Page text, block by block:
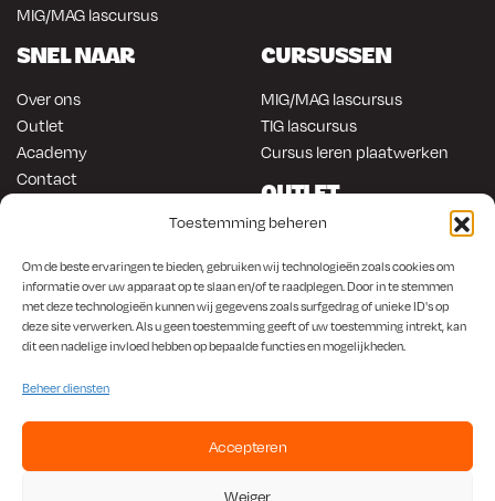
Toestemming beheren
Om de beste ervaringen te bieden, gebruiken wij technologieën zoals cookies om
informatie over uw apparaat op te slaan en/of te raadplegen. Door in te stemmen
met deze technologieën kunnen wij gegevens zoals surfgedrag of unieke ID's op
deze site verwerken. Als u geen toestemming geeft of uw toestemming intrekt, kan
dit een nadelige invloed hebben op bepaalde functies en mogelijkheden.
Beheer diensten
Accepteren
Weiger
MIG/MAG lascursus
SNEL NAAR
Over ons
Outlet
Academy
Contact
ONLINE KOPEN
Lasapparatuur
Anti-roest producten
Werkplaats en automotive
Autorestauratie en plaatwerk
CURSUSSEN
MIG/MAG lascursus
TIG lascursus
Cursus leren plaatwerken
OUTLET
Gereedschap
Om en in de auto werken
Lasapparatuur
Overige producten